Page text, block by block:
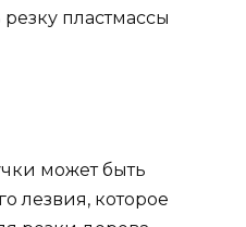
пластмассы
может быть
лезвия, которое